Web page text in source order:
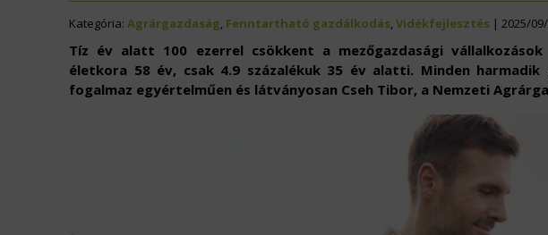
Kategória: Agrárgazdaság, Fenntartható gazdálkodás, Vidékfejlesztés | 2025/
Tíz év alatt 100 ezerrel csökkent a mezőgazdasági
életkora 58 év, csak 4.9 százalékuk 35 év alatti. Minden
fogalmaz egyértelműen és látványosan Cseh Tibor, a Nemzeti